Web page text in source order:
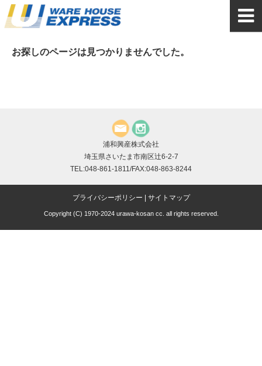
お探しのページは見つかりませんでした。
浦和興産株式会社
埼玉県さいたま市南区辻6-2-7
TEL:048-861-1811/FAX:048-863-8244
プライバシーポリシー サイトマップ
Copyright (C) 1970-2024 urawa-kosan cc. all rights reserved.